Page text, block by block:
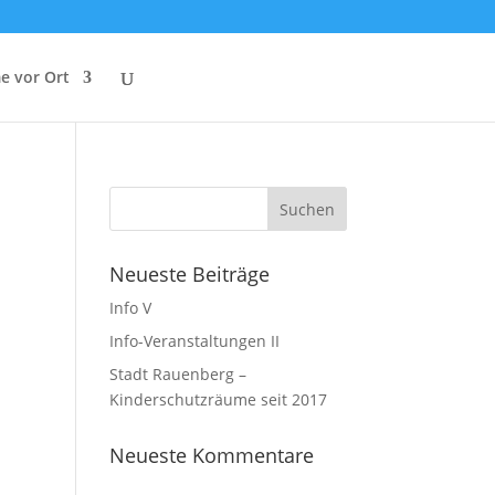
vor Ort
Neueste Beiträge
Info V
Info-Veranstaltungen II
Stadt Rauenberg –
Kinderschutzräume seit 2017
Neueste Kommentare